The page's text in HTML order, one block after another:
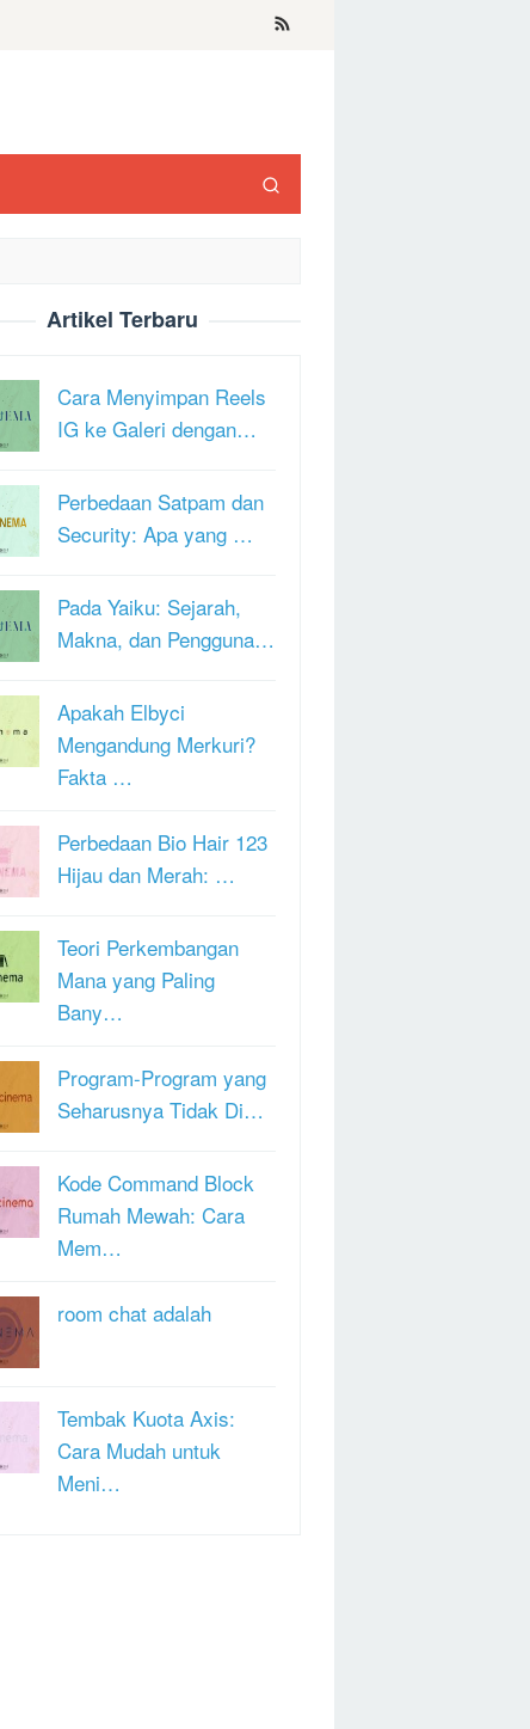
Artikel Terbaru
Cara Menyimpan Reels
IG ke Galeri dengan…
Perbedaan Satpam dan
Security: Apa yang …
Pada Yaiku: Sejarah,
Makna, dan Pengguna…
Apakah Elbyci
Mengandung Merkuri?
Fakta …
Perbedaan Bio Hair 123
Hijau dan Merah: …
Teori Perkembangan
Mana yang Paling
Bany…
Program-Program yang
Seharusnya Tidak Di…
Kode Command Block
Rumah Mewah: Cara
Mem…
room chat adalah
Tembak Kuota Axis:
Cara Mudah untuk
Meni…